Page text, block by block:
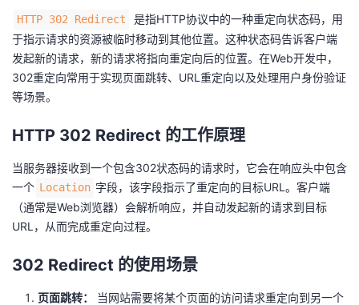
页
发
者
我
的
博
我
的
我
HTTP 302 Redirect
是指HTTP协议中的一种重定向状态码，用
于指示请求的资源被临时移动到其他位置。这种状态码告诉客户端
发起新的请求，新的请求将指向重定向后的位置。在Web开发中，
302重定向常用于实现页面跳转、URL重定向以及处理用户身份验证
等场景。
HTTP 302 Redirect 的工作原理
当服务器接收到一个包含302状态码的请求时，它会在响应头中包含
一个 Location 字段，该字段指示了重定向的目标URL。客户端
（通常是Web浏览器）会解析响应，并自动发起新的请求到目标
URL，从而完成重定向过程。
302 Redirect 的使用场景
页面跳转：
当网站需要将某个页面的访问请求重定向到另一个